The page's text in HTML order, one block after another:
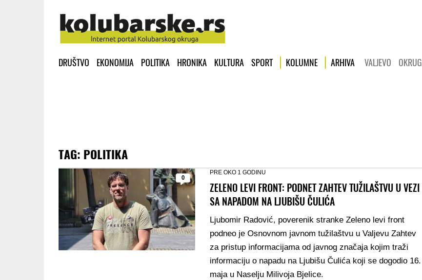
DRUŠTVO EKONOMIJA POLITIKA HRONIKA KULTURA SPORT KOLUMNE ARHIVA VALJEVO OKRUG
TAG: POLITIKA
0
PRE OKO 1 GODINU
ZELENO LEVI FRONT: PODNET ZAHTEV TUŽILAŠTVU U VEZI
SA NAPADOM NA LJUBIŠU ČULIĆA
Ljubomir Radović, poverenik stranke Zeleno levi front
podneo je Osnovnom javnom tužilaštvu u Valjevu Zahtev
za pristup informacijama od javnog značaja kojim traži
informaciju o napadu na Ljubišu Čulića koji se dogodio 16.
maja u Naselju Milivoja Bjelice.